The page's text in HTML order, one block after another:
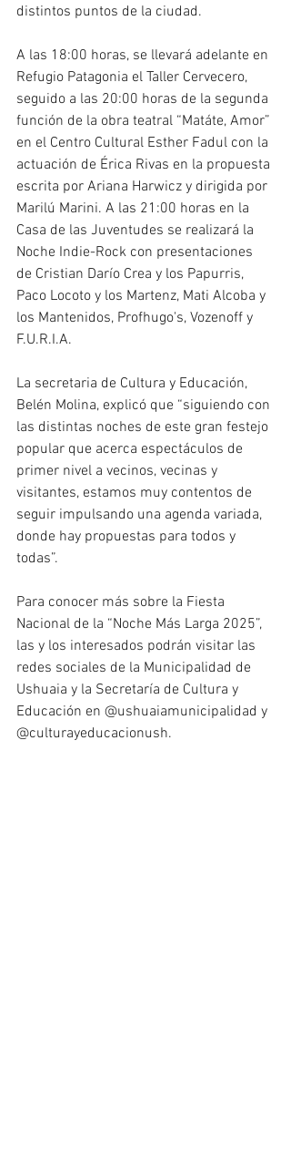
distintos puntos de la ciudad.
A las 18:00 horas, se llevará adelante en
Refugio Patagonia el Taller Cervecero,
seguido a las 20:00 horas de la segunda
función de la obra teatral “Matáte, Amor”
en el Centro Cultural Esther Fadul con la
actuación de Érica Rivas en la propuesta
escrita por Ariana Harwicz y dirigida por
Marilú Marini. A las 21:00 horas en la
Casa de las Juventudes se realizará la
Noche Indie-Rock con presentaciones
de Cristian Darío Crea y los Papurris,
Paco Locoto y los Martenz, Mati Alcoba y
los Mantenidos, Profhugo's, Vozenoff y
F.U.R.I.A.
La secretaria de Cultura y Educación,
Belén Molina, explicó que “siguiendo con
las distintas noches de este gran festejo
popular que acerca espectáculos de
primer nivel a vecinos, vecinas y
visitantes, estamos muy contentos de
seguir impulsando una agenda variada,
donde hay propuestas para todos y
todas”.
Para conocer más sobre la Fiesta
Nacional de la “Noche Más Larga 2025”,
las y los interesados podrán visitar las
redes sociales de la Municipalidad de
Ushuaia y la Secretaría de Cultura y
Educación en @ushuaiamunicipalidad y
@culturayeducacionush.